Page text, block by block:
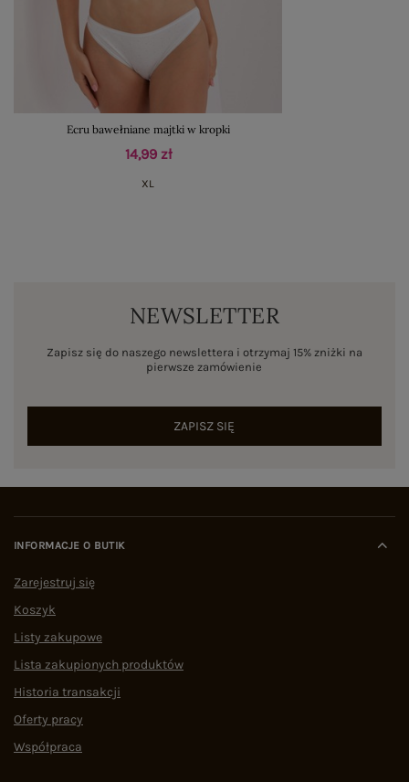
Ecru bawełniane majtki w kropki
14,99 zł
XL
NEWSLETTER
Zapisz się do naszego newslettera i otrzymaj 15% zniżki na
pierwsze zamówienie
ZAPISZ SIĘ
INFORMACJE O BUTIK
Zarejestruj się
Koszyk
Listy zakupowe
Lista zakupionych produktów
Historia transakcji
Oferty pracy
Współpraca